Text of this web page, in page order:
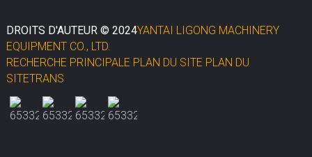
DROITS D'AUTEUR © 2024YANTAI LIGONG MACHINERY
EQUIPMENT CO., LTD.
RECHERCHE PRINCIPALE PLAN DU SITE PLAN DU
SITETRANS